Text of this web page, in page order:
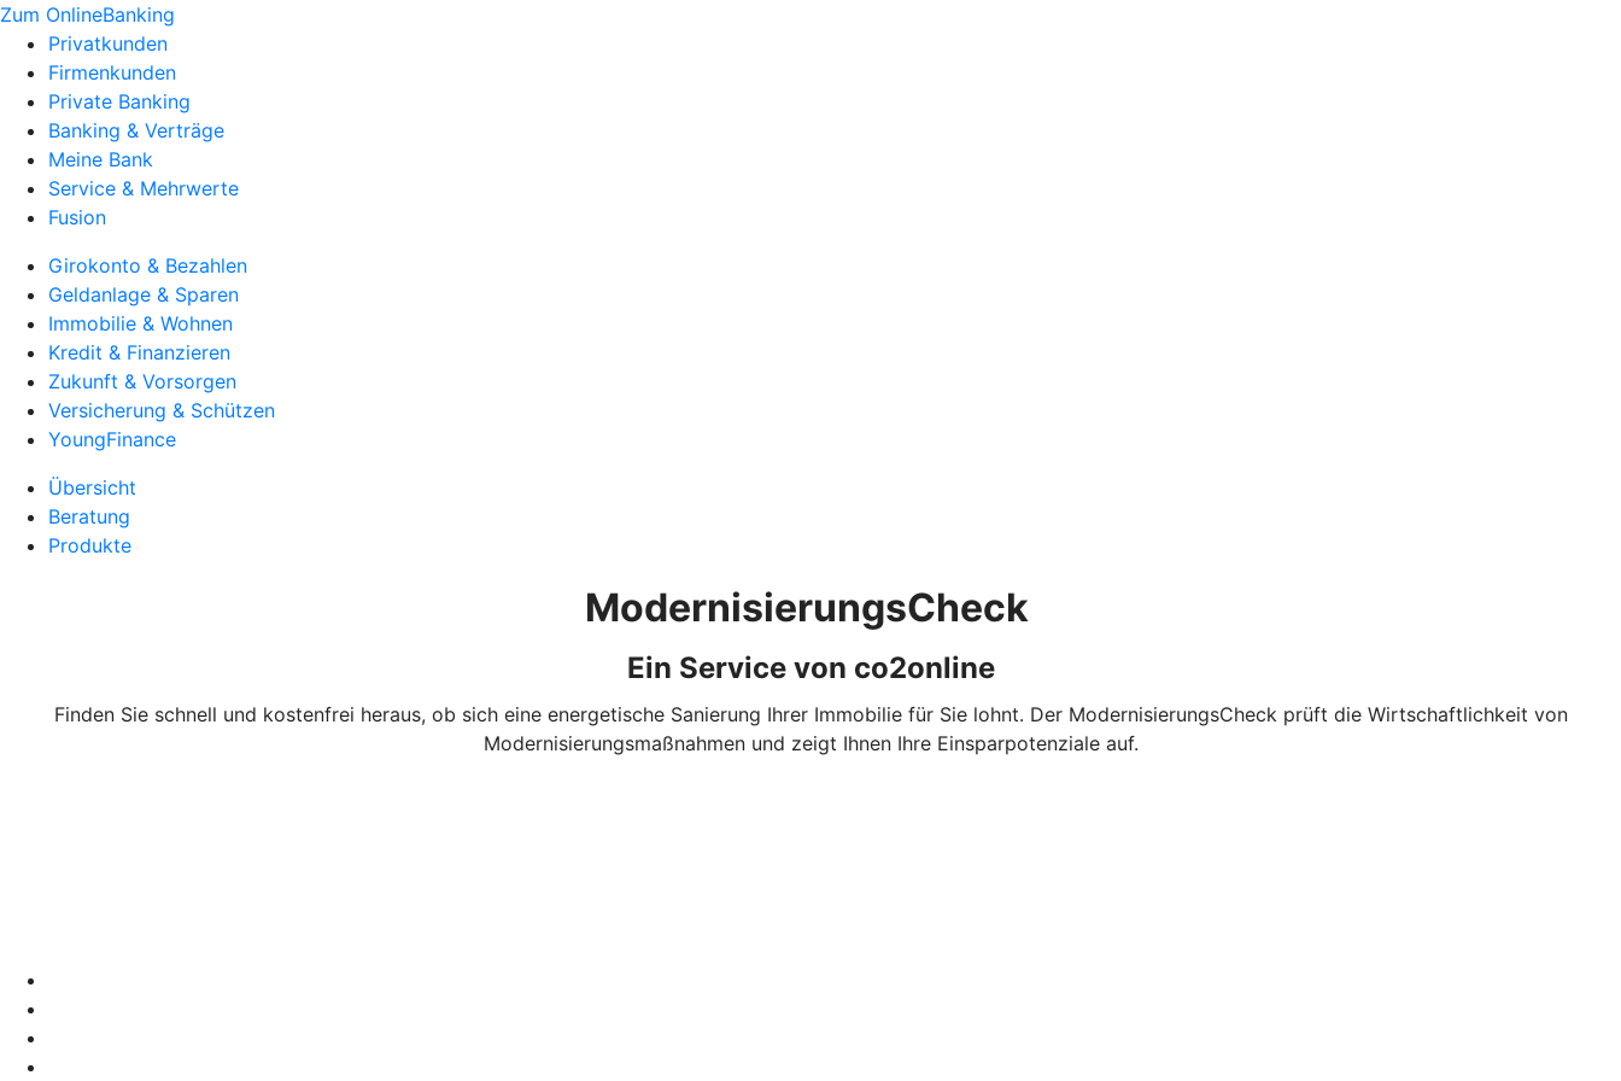
Zum OnlineBanking
Privatkunden
Firmenkunden
Private Banking
Banking & Verträge
Meine Bank
Service & Mehrwerte
Fusion
Girokonto & Bezahlen
Geldanlage & Sparen
Immobilie & Wohnen
Kredit & Finanzieren
Zukunft & Vorsorgen
Versicherung & Schützen
YoungFinance
Übersicht
Beratung
Produkte
ModernisierungsCheck
Ein Service von co2online
Finden Sie schnell und kostenfrei heraus, ob sich eine energetische Sanierung Ihrer Immobilie für Sie lohnt. Der ModernisierungsCheck prüft die Wirtschaftlichkeit von
Modernisierungsmaßnahmen und zeigt Ihnen Ihre Einsparpotenziale auf.